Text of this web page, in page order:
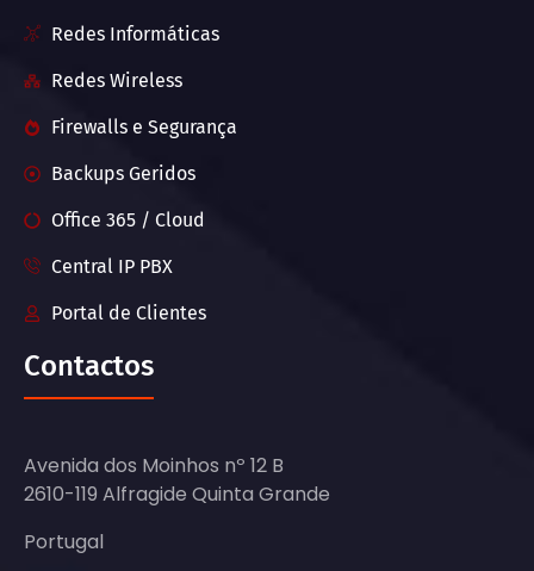
Redes Informáticas
Redes Wireless
Firewalls e Segurança
Backups Geridos
Office 365 / Cloud
Central IP PBX
Portal de Clientes
Contactos
Avenida dos Moinhos nº 12 B
2610-119 Alfragide Quinta Grande
Portugal